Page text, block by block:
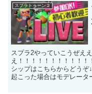
スプラトゥーン２
スプラ2やっていこうぜえ
え！！！！！！！！！！
シップはこちらからどう
起こった場合はモデレータ